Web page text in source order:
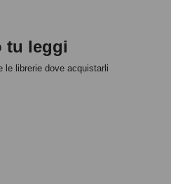
tu leggi
le librerie dove acquistarli